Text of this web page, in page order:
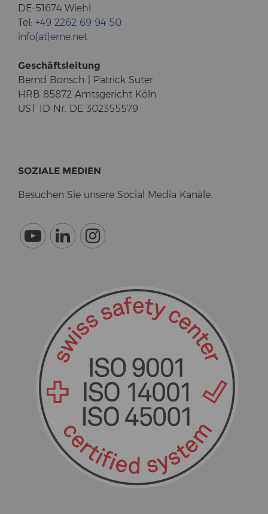
DE-51674 Wiehl
Tel: +49 2262 69 94 50
info(at)erne.net
Ge­schäfts­lei­tung
Bernd Bonsch | Pa­trick Suter
HRB 85872 Amts­ge­richt Köln
UST ID Nr. DE 302355579
SO­ZIA­LE ME­DI­EN
Be­su­chen Sie un­se­re So­cial Media Ka­nä­le.